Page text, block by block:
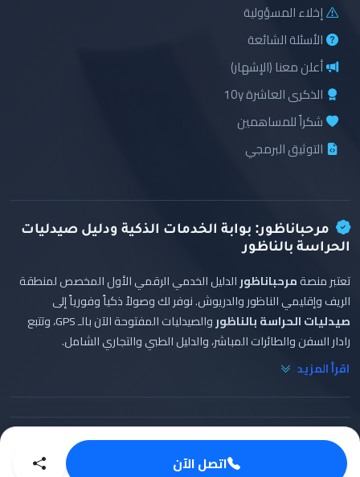
اتصل الآن
إخلاء المسؤولية
الأسئلة الشائعة
أعلن معنا (الإشهار)
الذكرى العاشرة 10y
شكراً للمساهمين
التوثيق البرمجي
مرحباناظور: بوابة الخدمات الذكية ودليل صيدليات
الحراسة بالناظور
تعتبر منصةمرحباناظورالدليل الخدمي الرقمي الأول المخصص لمنطقة
الريف وإقليمي الناظور والدريوش. نوفر لك وصولاً ذكياً وفورياً إلى
صيدليات الحراسة بالناظور
والصيدليات المفتوحة الآن بالـ GPS، وتتبع
رادار السفن والطائرات المباشر، والدليل الطبي والتجاري الشامل.
اقرأ المزيد
عبد الواحد البشيري
⭐ الداعم الرسمي: مفروشات البشيري بالناظور